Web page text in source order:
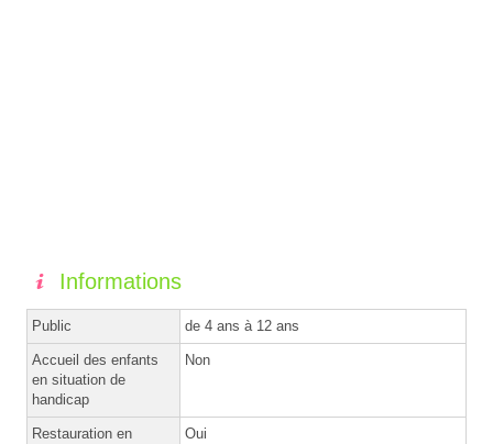
Informations
Public de 4 ans à 12 ans
Accueil des enfants
en situation de
handicap
Non
Restauration en
Oui